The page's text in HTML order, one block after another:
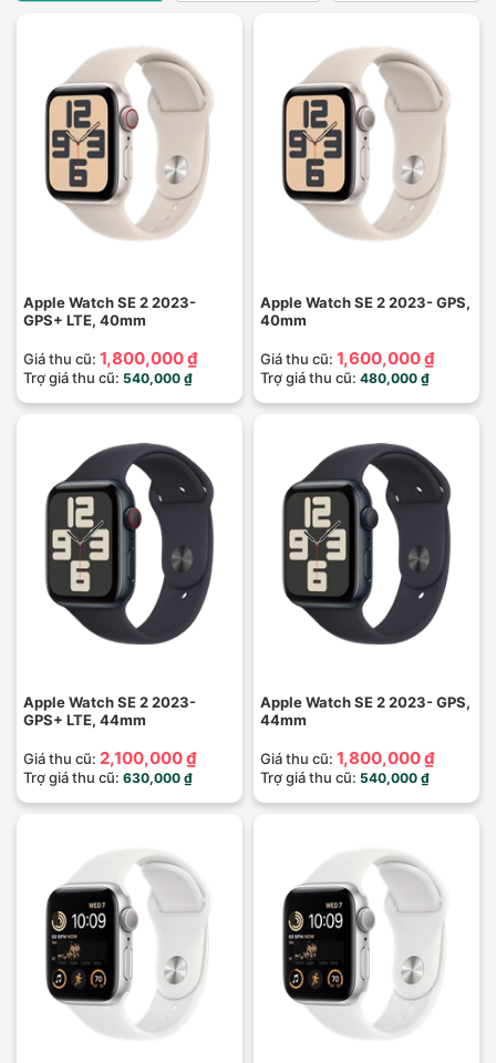
Apple Watch SE 2 2023-
GPS+ LTE, 40mm
Giá thu cũ: 1,800,000 ₫
Trợ giá thu cũ: 540,000 ₫
Apple Watch SE 2 2023- GPS,
40mm
Giá thu cũ: 1,600,000 ₫
Trợ giá thu cũ: 480,000 ₫
Apple Watch SE 2 2023-
GPS+ LTE, 44mm
Giá thu cũ: 2,100,000 ₫
Trợ giá thu cũ: 630,000 ₫
Apple Watch SE 2 2023- GPS,
44mm
Giá thu cũ: 1,800,000 ₫
Trợ giá thu cũ: 540,000 ₫